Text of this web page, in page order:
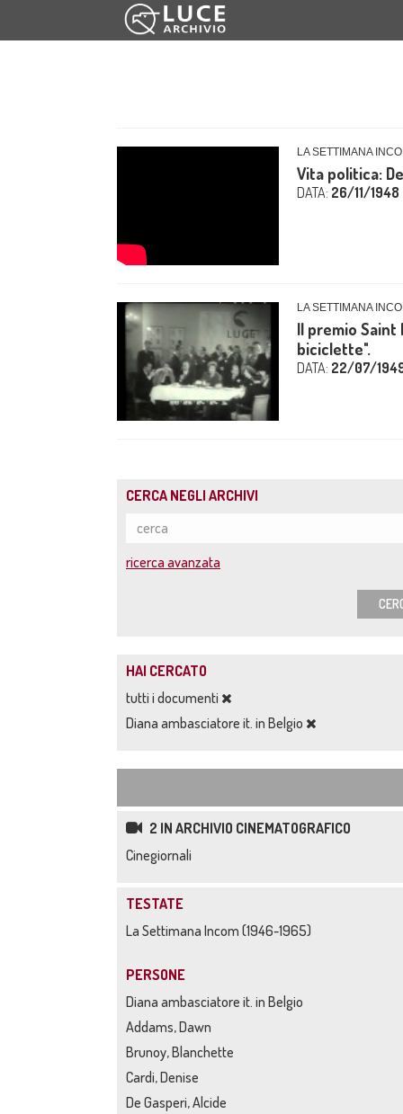
LA SETTIMANA
Vita politica:
DATA: 26/11/1948
LA SETTIMANA
Il premio Saint
biciclette".
DATA: 22/07/
CERCA NEGLI ARCHIVI
ricerca avanzata
HAI CERCATO
tutti i documenti
Diana ambasciatore it. in Belgio
2 IN ARCHIVIO CINEMATOGRAFICO
Cinegiornali
TESTATE
La Settimana Incom (1946-1965)
PERSONE
Diana ambasciatore it. in Belgio
Addams, Dawn
Brunoy, Blanchette
Cardi, Denise
De Gasperi, Alcide